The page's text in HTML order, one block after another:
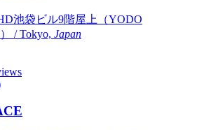
池袋ビル9階屋上（YODO
/ Tokyo, Japan